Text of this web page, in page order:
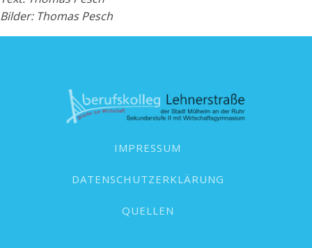
Bilder: Thomas Pesch
IMPRESSUM
DATENSCHUTZERKLÄRUNG
QUELLEN